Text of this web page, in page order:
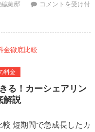
編集部
カーシェアなど次
コメントを受け付
料金
る！カーシェアリン
解説
短期間で急成長したカ